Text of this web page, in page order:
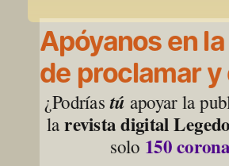
Apóyanos en
de proclamar
¿Podrías tú apoyar la
la revista digital
solo 150